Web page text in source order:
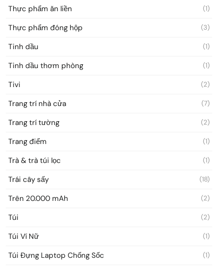
Thực phẩm ăn liền (1)
Thực phẩm đóng hộp (3)
Tinh dầu (1)
Tinh dầu thơm phòng (1)
Tivi (2)
Trang trí nhà cửa (7)
Trang trí tường (2)
Trang điểm (1)
Trà & trà túi lọc (1)
Trái cây sấy (18)
Trên 20.000 mAh (2)
Túi (2)
Túi Ví Nữ (1)
Túi Đựng Laptop Chống Sốc (1)